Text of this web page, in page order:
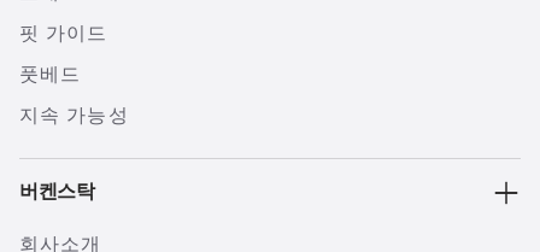
핏 가이드
풋베드
지속 가능성
버켄스탁
회사소개